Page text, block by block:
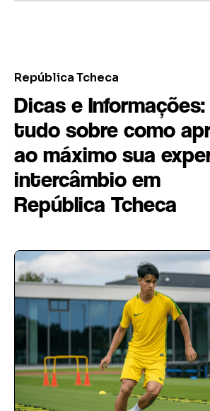
República Tcheca
Dicas e
tudo sobre como
ao máximo sua
intercâmbio em
República Tcheca